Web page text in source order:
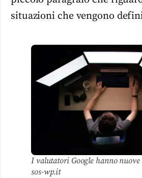
situazioni che vengono
I valutatori Google hanno nuove
sos-wp.it